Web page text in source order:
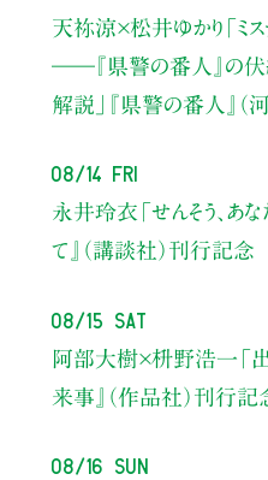
天祢涼×松井ゆかり 「
――『県警の番人』の伏
解説」
『県警の番人』
08/14 Fri
永井玲衣 「せんそう、あ
て』（講談社）刊行記念
08/15 Sat
阿部大樹×枡野浩一
来事』（作品社）刊行記
08/16 Sun